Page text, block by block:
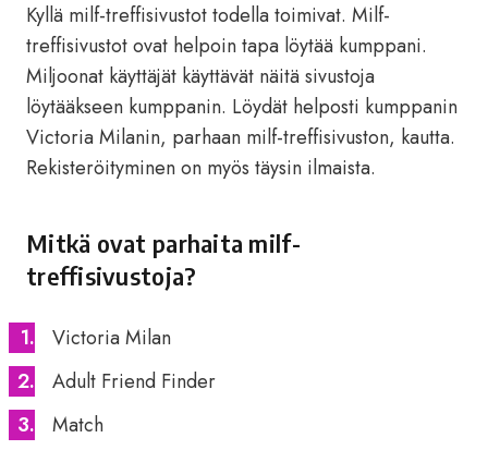
Kyllä milf-treffisivustot todella toimivat. Milf-
treffisivustot ovat helpoin tapa löytää kumppani.
Miljoonat käyttäjät käyttävät näitä sivustoja
löytääkseen kumppanin. Löydät helposti kumppanin
Victoria Milanin, parhaan milf-treffisivuston, kautta.
Rekisteröityminen on myös täysin ilmaista.
Mitkä ovat parhaita milf-
treffisivustoja?
Victoria Milan
Adult Friend Finder
Match